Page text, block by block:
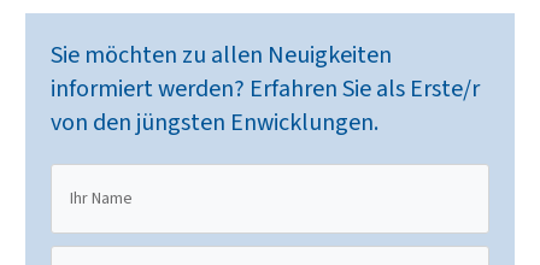
Sie möchten zu allen Neuigkeiten
informiert werden? Erfahren Sie als Erste/r
von den jüngsten Enwicklungen.